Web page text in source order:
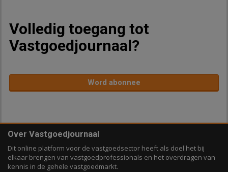
Volledig toegang tot
Vastgoedjournaal?
Word abonnee
Over Vastgoedjournaal
Dit online platform voor de vastgoedsector heeft als doel het bij
elkaar brengen van vastgoedprofessionals en het overdragen van
kennis in de gehele vastgoedmarkt.